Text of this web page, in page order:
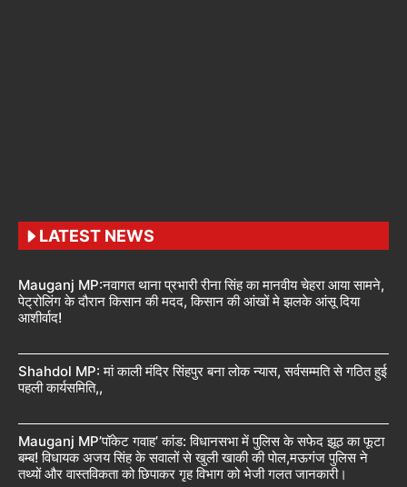
LATEST NEWS
Mauganj MP:नवागत थाना प्रभारी रीना सिंह का मानवीय चेहरा आया सामने,
पेट्रोलिंग के दौरान किसान की मदद, किसान की आंखों मे झलके आंसू दिया
आशीर्वाद!
Shahdol MP: मां काली मंदिर सिंहपुर बना लोक न्यास, सर्वसम्मति से गठित हुई
पहली कार्यसमिति,,
Mauganj MP’पॉकेट गवाह’ कांड: विधानसभा में पुलिस के सफेद झूठ का फूटा
बम्ब! विधायक अजय सिंह के सवालों से खुली खाकी की पोल,मऊगंज पुलिस ने
तथ्यों और वास्तविकता को छिपाकर गृह विभाग को भेजी गलत जानकारी।